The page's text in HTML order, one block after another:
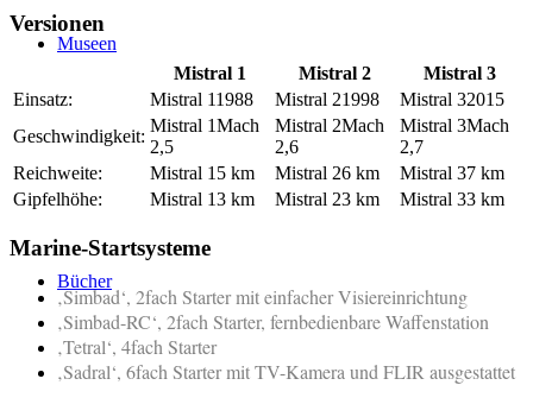
Museen
Bücher
Versionen
Mistral 1 Mistral 2
Mistral 3
Einsatz:
1988 1998
2015
Geschwindigkeit:
Mach
2,5
Mach
2,6
Mach
2,7
Reichweite:
5 km 6 km
7 km
Gipfelhöhe:
3 km 3 km 3 km
Marine-Startsysteme
‚Simbad‘, 2fach Starter mit einfacher Visiereinrichtung
‚Simbad-RC‘, 2fach Starter, fernbedienbare Waffenstation
‚Tetral‘, 4fach Starter
‚Sadral‘, 6fach Starter mit TV-Kamera und FLIR ausgestattet